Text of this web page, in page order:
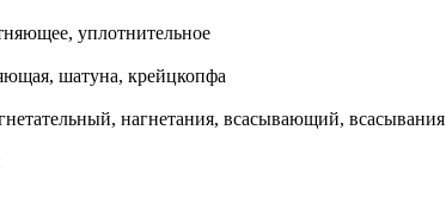
уплотнительное
шатуна, крейцкопфа
нагнетания, всасывающий, всасывания